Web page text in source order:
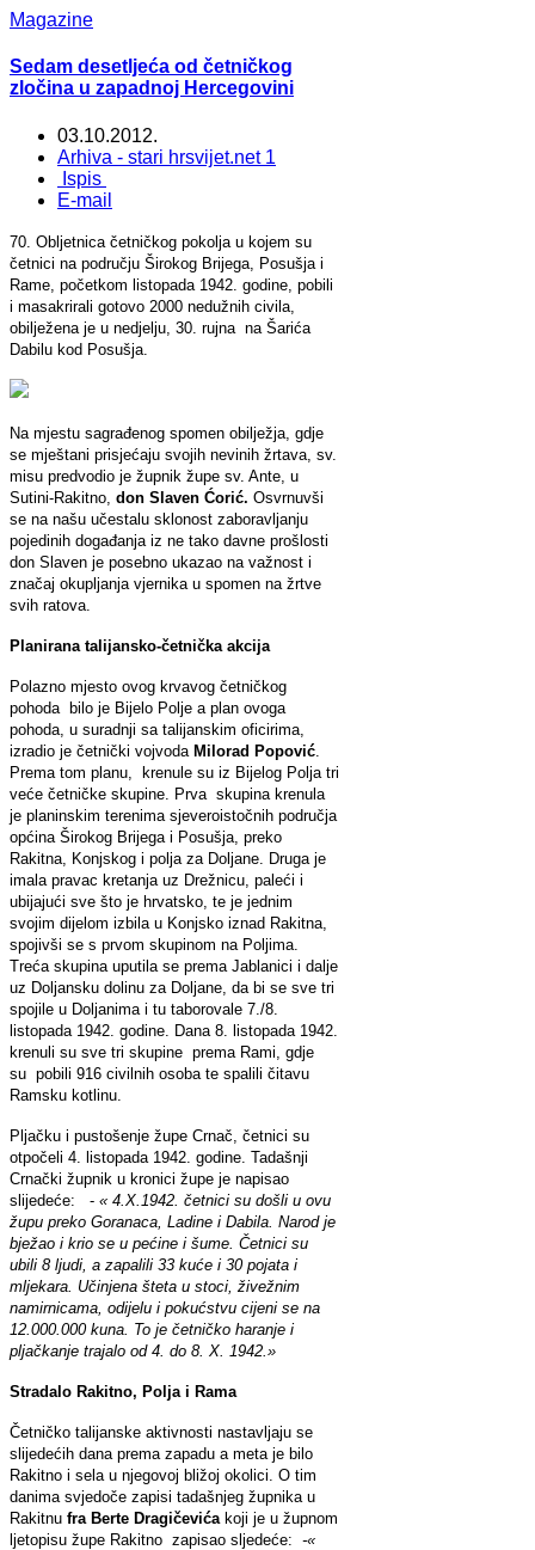
Magazine
Sedam desetljeća od četničkog
zločina u zapadnoj Hercegovini
03.10.2012.
Arhiva - stari hrsvijet.net 1
Ispis
E-mail
70. Obljetnica četničkog pokolja u kojem su
četnici na području Širokog Brijega, Posušja i
Rame, početkom listopada 1942. godine, pobili
i masakrirali gotovo 2000 nedužnih civila,
obilježena je u nedjelju, 30. rujna na Šarića
Dabilu kod Posušja.
Na mjestu sagrađenog spomen obilježja, gdje
se mještani prisjećaju svojih nevinih žrtava, sv.
misu predvodio je župnik župe sv. Ante, u
Sutini-Rakitno, don Slaven Ćorić. Osvrnuvši
se na našu učestalu sklonost zaboravljanju
pojedinih događanja iz ne tako davne prošlosti
don Slaven je posebno ukazao na važnost i
značaj okupljanja vjernika u spomen na žrtve
svih ratova.
Planirana talijansko-četnička akcija
Polazno mjesto ovog krvavog četničkog
pohoda bilo je Bijelo Polje a plan ovoga
pohoda, u suradnji sa talijanskim oficirima,
izradio je četnički vojvoda Milorad Popović
Prema tom planu, krenule su iz Bijelog Polja tri
veće četničke skupine. Prva skupina krenula
je planinskim terenima sjeveroistočnih područja
općina Širokog Brijega i Posušja, preko
Rakitna, Konjskog i polja za Doljane. Druga je
imala pravac kretanja uz Drežnicu, paleći i
ubijajući sve što je hrvatsko, te je jednim
svojim dijelom izbila u Konjsko iznad Rakitna,
spojivši se s prvom skupinom na Poljima.
Treća skupina uputila se prema Jablanici i dalje
uz Doljansku dolinu za Doljane, da bi se sve tri
spojile u Doljanima i tu taborovale 7./8.
listopada 1942. godine. Dana 8. listopada 1942.
krenuli su sve tri skupine prema Rami, gdje
su pobili 916 civilnih osoba te spalili čitavu
Ramsku kotlinu.
Pljačku i pustošenje župe Crnač, četnici su
otpočeli 4. listopada 1942. godine. Tadašnji
Crnački župnik u kronici župe je napisao
slijedeće: - « 4.X.1942. četnici su došli u ovu
župu preko Goranaca, Ladine i Dabila. Narod je
bježao i krio se u pećine i šume. Četnici su
ubili 8 ljudi, a zapalili 33 kuće i 30 pojata i
mljekara. Učinjena šteta u stoci, živežnim
namirnicama, odijelu i pokućstvu cijeni se na
12.000.000 kuna. To je četničko haranje i
pljačkanje trajalo od 4. do 8. X. 1942.»
Stradalo Rakitno, Polja i Rama
Četničko talijanske aktivnosti nastavljaju se
slijedećih dana prema zapadu a meta je bilo
Rakitno i sela u njegovoj bližoj okolici. O tim
danima svjedoče zapisi tadašnjeg župnika u
Rakitnu fra Berte Dragičevića koji je u župnom
ljetopisu župe Rakitno zapisao sljedeće: -«